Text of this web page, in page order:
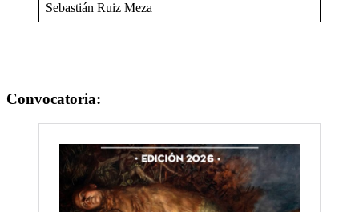
Sebastián Ruiz Meza
Convocatoria: